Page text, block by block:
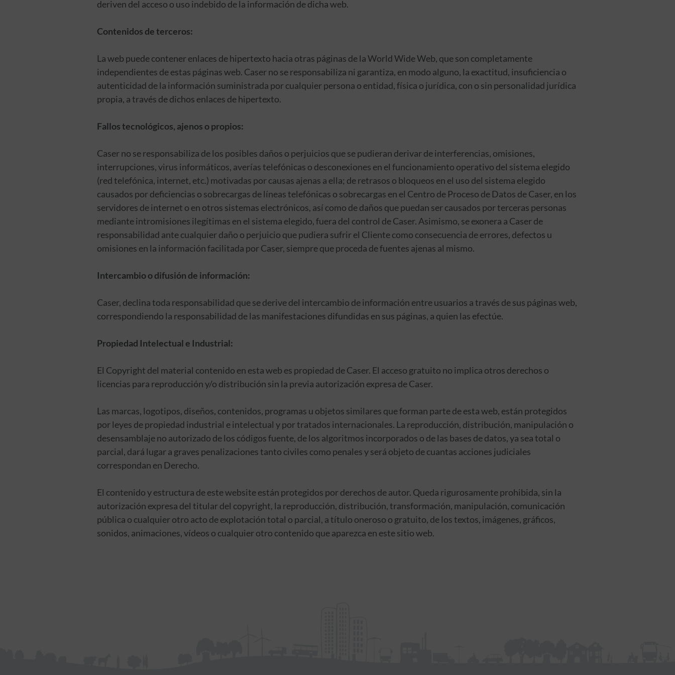
deriven del acceso o uso indebido de la información de dicha web.
Contenidos de terceros:
La web puede contener enlaces de hipertexto hacia otras páginas de la World Wide Web, que son completamente
independientes de estas páginas web. Caser no se responsabiliza ni garantiza, en modo alguno, la exactitud, insuficiencia o
autenticidad de la información suministrada por cualquier persona o entidad, física o jurídica, con o sin personalidad jurídica
propia, a través de dichos enlaces de hipertexto.
Fallos tecnológicos, ajenos o propios:
Caser no se responsabiliza de los posibles daños o perjuicios que se pudieran derivar de interferencias, omisiones,
interrupciones, virus informáticos, averías telefónicas o desconexiones en el funcionamiento operativo del sistema elegido
(red telefónica, internet, etc.) motivadas por causas ajenas a ella; de retrasos o bloqueos en el uso del sistema elegido
causados por deficiencias o sobrecargas de líneas telefónicas o sobrecargas en el Centro de Proceso de Datos de Caser, en los
servidores de internet o en otros sistemas electrónicos, así como de daños que puedan ser causados por terceras personas
mediante intromisiones ilegítimas en el sistema elegido, fuera del control de Caser. Asimismo, se exonera a Caser de
responsabilidad ante cualquier daño o perjuicio que pudiera sufrir el Cliente como consecuencia de errores, defectos u
omisiones en la información facilitada por Caser, siempre que proceda de fuentes ajenas al mismo.
Intercambio o difusión de información:
Caser, declina toda responsabilidad que se derive del intercambio de información entre usuarios a través de sus páginas web,
correspondiendo la responsabilidad de las manifestaciones difundidas en sus páginas, a quien las efectúe.
Propiedad Intelectual e Industrial:
El Copyright del material contenido en esta web es propiedad de Caser. El acceso gratuito no implica otros derechos o
licencias para reproducción y/o distribución sin la previa autorización expresa de Caser.
Las marcas, logotipos, diseños, contenidos, programas u objetos similares que forman parte de esta web, están protegidos
por leyes de propiedad industrial e intelectual y por tratados internacionales. La reproducción, distribución, manipulación o
desensamblaje no autorizado de los códigos fuente, de los algoritmos incorporados o de las bases de datos, ya sea total o
parcial, dará lugar a graves penalizaciones tanto civiles como penales y será objeto de cuantas acciones judiciales
correspondan en Derecho.
El contenido y estructura de este website están protegidos por derechos de autor. Queda rigurosamente prohibida, sin la
autorización expresa del titular del copyright, la reproducción, distribución, transformación, manipulación, comunicación
pública o cualquier otro acto de explotación total o parcial, a título oneroso o gratuito, de los textos, imágenes, gráficos,
sonidos, animaciones, vídeos o cualquier otro contenido que aparezca en este sitio web.